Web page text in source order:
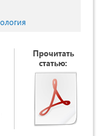
Прочитать
статью: